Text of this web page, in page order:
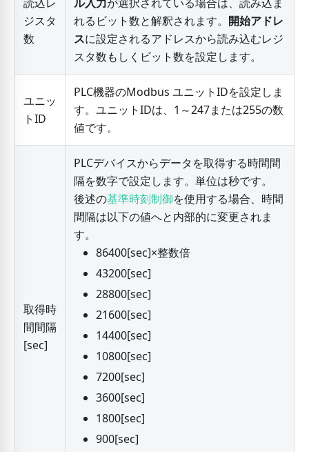
ジスタ
数
れるビット数と解釈されます。 開始アドレ
スに設定されるアドレスから読み込むレジ
スタ数もしくビット数を設定します。
ユニッ
トID
PLC機器のModbus ユニットIDを設定しま
す。ユニットIDは、1～247または255の数
値です。
取得時
間間隔
[sec]
PLCデバイスからデータを取得する時間間
隔を数字で設定します。単位は秒です。
後述の基準時刻制御を使用する場合、時間
間隔は以下の値へと内部的に変更されま
す。
86400[sec]×整数倍
43200[sec]
28800[sec]
21600[sec]
14400[sec]
10800[sec]
7200[sec]
3600[sec]
1800[sec]
900[sec]